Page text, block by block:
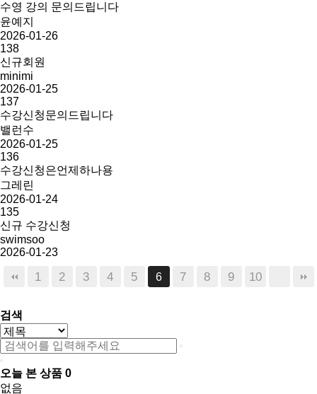
수영 강의 문의드립니다
윤예지
2026-01-26
138
신규회원
minimi
2026-01-25
137
수강신청문의드립니다
밸런수
2026-01-25
136
수강신청은언제하나용
그레린
2026-01-24
135
신규 수강신청
swimsoo
2026-01-23
1 2 3 4 5 6 7 8 9 10
검색
오늘 본 상품 0
없음